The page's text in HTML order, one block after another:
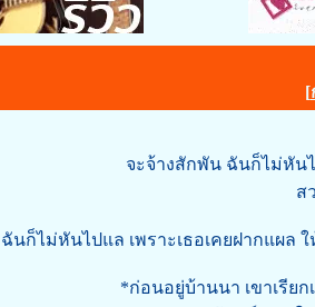
[
จะจ้างสักพัน ฉันก็ไม่หันไ
ส
นก็ไม่หันไปแล เพราะเธอเคยฝากแผ
*ก่อนอยู่บ้านนา เขาเรีย